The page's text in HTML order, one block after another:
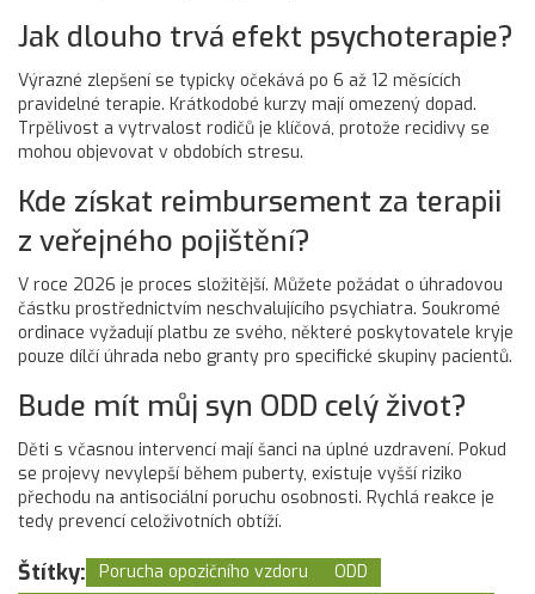
Jak dlouho trvá efekt psychoterapie?
Výrazné zlepšení se typicky očekává po 6 až 12 měsících
pravidelné terapie. Krátkodobé kurzy mají omezený dopad.
Trpělivost a vytrvalost rodičů je klíčová, protože recidivy se
mohou objevovat v obdobích stresu.
Kde získat reimbursement za terapii
z veřejného pojištění?
V roce 2026 je proces složitější. Můžete požádat o úhradovou
částku prostřednictvím neschvalujícího psychiatra. Soukromé
ordinace vyžadují platbu ze svého, některé poskytovatele kryje
pouze dílčí úhrada nebo granty pro specifické skupiny pacientů.
Bude mít můj syn ODD celý život?
Děti s včasnou intervencí mají šanci na úplné uzdravení. Pokud
se projevy nevylepší během puberty, existuje vyšší riziko
přechodu na antisociální poruchu osobnosti. Rychlá reakce je
tedy prevencí celoživotních obtíží.
Štítky: Porucha opozičního vzdoru
ODD